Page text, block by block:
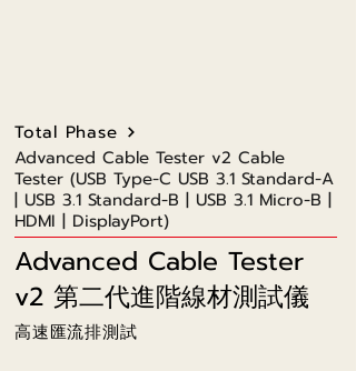
Total Phase
Advanced Cable Tester v2 Cable
Tester (USB Type-C USB 3.1 Standard-A
| USB 3.1 Standard-B | USB 3.1 Micro-B |
HDMI | DisplayPort)
Advanced Cable Tester
v2 第二代進階線材測試儀
高速匯流排測試